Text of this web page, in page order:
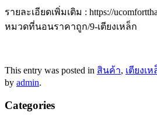
รายละเอียดเพิ่มเติม : https://
หมวดที่นอนราคาถูก/9-เตียงเหล็ก
This entry was posted in สินค้า, เตียงเห
by admin.
Categories